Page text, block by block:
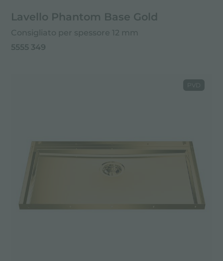
Lavello Phantom Base Gold
Consigliato per spessore 12 mm
5555 349
PVD